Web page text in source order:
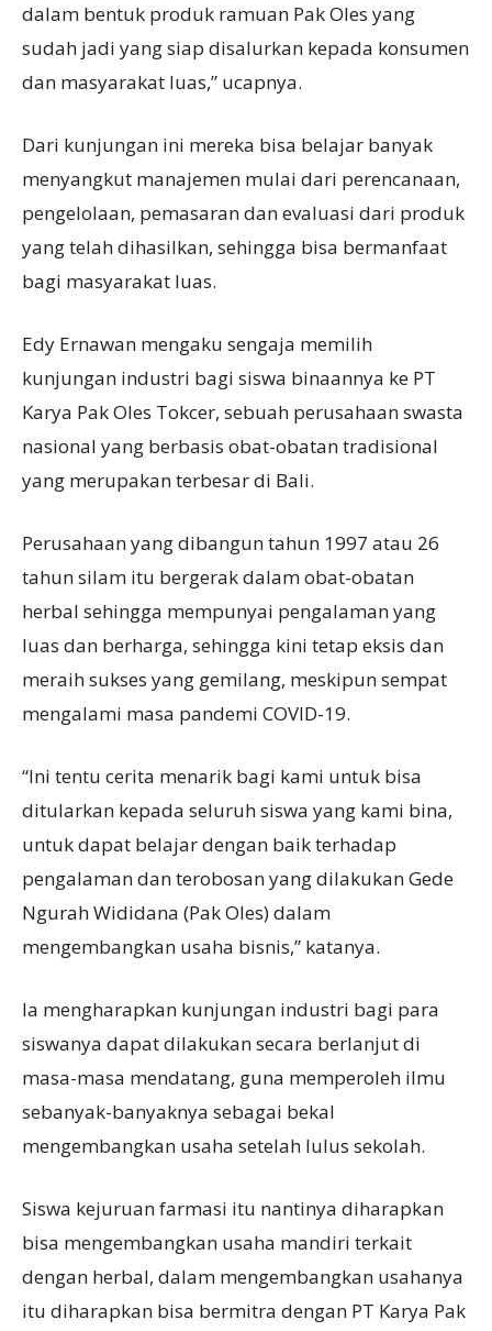
dalam bentuk produk ramuan Pak Oles yang
sudah jadi yang siap disalurkan kepada konsumen
dan masyarakat luas,” ucapnya.
Dari kunjungan ini mereka bisa belajar banyak
menyangkut manajemen mulai dari perencanaan,
pengelolaan, pemasaran dan evaluasi dari produk
yang telah dihasilkan, sehingga bisa bermanfaat
bagi masyarakat luas.
Edy Ernawan mengaku sengaja memilih
kunjungan industri bagi siswa binaannya ke PT
Karya Pak Oles Tokcer, sebuah perusahaan swasta
nasional yang berbasis obat-obatan tradisional
yang merupakan terbesar di Bali.
Perusahaan yang dibangun tahun 1997 atau 26
tahun silam itu bergerak dalam obat-obatan
herbal sehingga mempunyai pengalaman yang
luas dan berharga, sehingga kini tetap eksis dan
meraih sukses yang gemilang, meskipun sempat
mengalami masa pandemi COVID-19.
“Ini tentu cerita menarik bagi kami untuk bisa
ditularkan kepada seluruh siswa yang kami bina,
untuk dapat belajar dengan baik terhadap
pengalaman dan terobosan yang dilakukan Gede
Ngurah Wididana (Pak Oles) dalam
mengembangkan usaha bisnis,” katanya.
Ia mengharapkan kunjungan industri bagi para
siswanya dapat dilakukan secara berlanjut di
masa-masa mendatang, guna memperoleh ilmu
sebanyak-banyaknya sebagai bekal
mengembangkan usaha setelah lulus sekolah.
Siswa kejuruan farmasi itu nantinya diharapkan
bisa mengembangkan usaha mandiri terkait
dengan herbal, dalam mengembangkan usahanya
itu diharapkan bisa bermitra dengan PT Karya Pak